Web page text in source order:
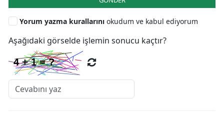
Yorum yazma kurallarını okudum ve kabul ediyorum
Aşağıdaki görselde işlemin sonucu kaçtır?